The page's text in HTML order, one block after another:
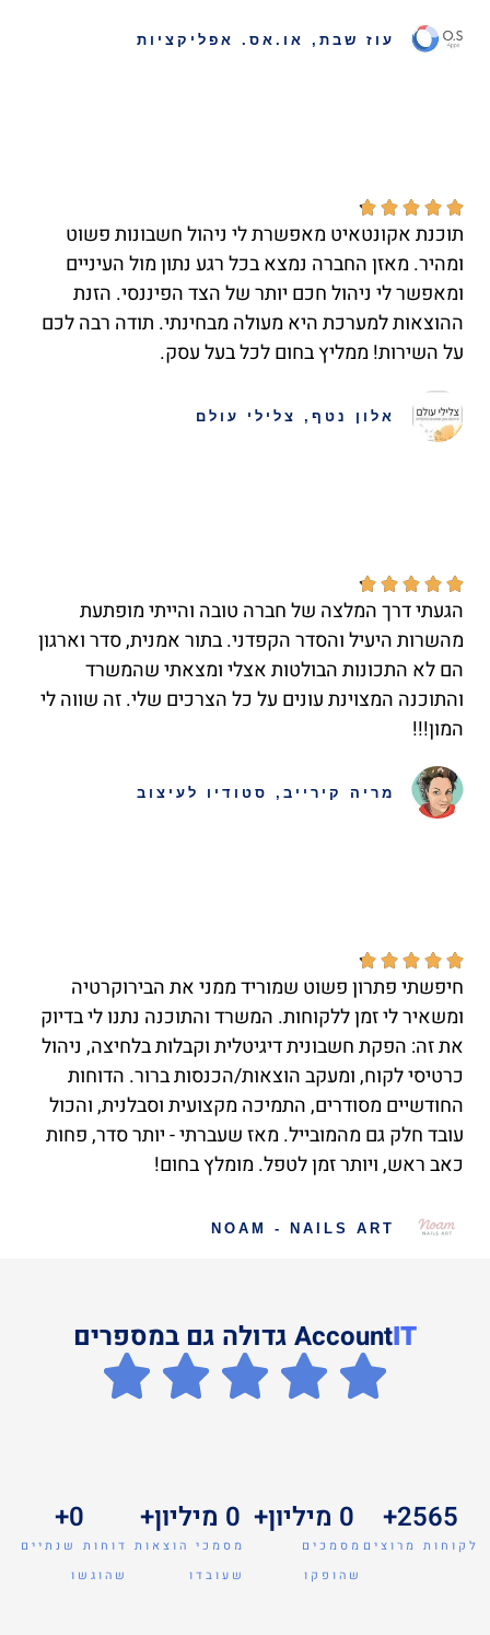
עוז שבת, או.אס. אפליקציות





תוכנת אקונטאיט מאפשרת לי ניהול חשבונות פשוט
ומהיר. מאזן החברה נמצא בכל רגע נתון מול העיניים
ומאפשר לי ניהול חכם יותר של הצד הפיננסי. הזנת
ההוצאות למערכת היא מעולה מבחינתי. תודה רבה לכם
על השירות! ממליץ בחום לכל בעל עסק.
אלון נטף, צלילי עולם





הגעתי דרך המלצה של חברה טובה והייתי מופתעת
מהשרות היעיל והסדר הקפדני. בתור אמנית, סדר וארגון
הם לא התכונות הבולטות אצלי ומצאתי שהמשרד
והתוכנה המצוינת עונים על כל הצרכים שלי. זה שווה לי
המון!!!
מריה קירייב, סטודיו לעיצוב





חיפשתי פתרון פשוט שמוריד ממני את הבירוקרטיה
ומשאיר לי זמן ללקוחות. המשרד והתוכנה נתנו לי בדיוק
את זה: הפקת חשבונית דיגיטלית וקבלות בלחיצה, ניהול
כרטיסי לקוח, ומעקב הוצאות/הכנסות ברור. הדוחות
החודשיים מסודרים, התמיכה מקצועית וסבלנית, והכול
עובד חלק גם מהמובייל. מאז שעברתי - יותר סדר, פחות
כאב ראש, ויותר זמן לטפל. מומלץ בחום!
NOAM - NAILS ART
AccountIT גדולה גם במספרים
לקוחות מרוצים
2565
+
מסמכים
שהופקו
0
מסמכי הוצאות
שעובדו
0
דוחות שנתיים
שהוגשו
0
+